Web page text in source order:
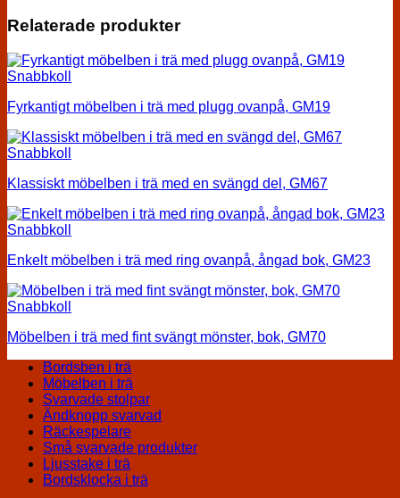
Relaterade produkter
Snabbkoll
Fyrkantigt möbelben i trä med plugg ovanpå, GM19
Snabbkoll
Klassiskt möbelben i trä med en svängd del, GM67
Snabbkoll
Enkelt möbelben i trä med ring ovanpå, ångad bok, GM23
Snabbkoll
Möbelben i trä med fint svängt mönster, bok, GM70
Bordsben i trä
Möbelben i trä
Svarvade stolpar
Ändknopp svarvad
Räckespelare
Små svarvade produkter
Ljusstake i trä
Bordsklocka i trä